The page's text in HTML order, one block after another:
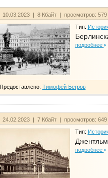
10.03.2023 | 8 Кбайт | просмотров: 579
Тип:
подробнее
Предоставлено: Тимофей Бегров
24.02.2023 | 7 Кбайт | просмотров: 649
Тип:
подробнее